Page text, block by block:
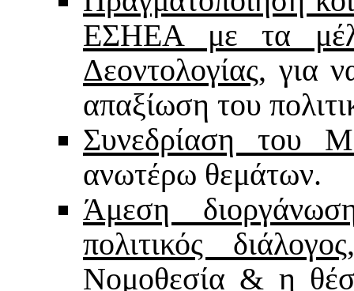
ΕΣΗΕΑ με τα
Δεοντολογίας, για
απαξίωση του
Συνεδρίαση του
ανωτέρω θεμάτων.
Άμεση
πολιτικός
Νομοθεσία & η